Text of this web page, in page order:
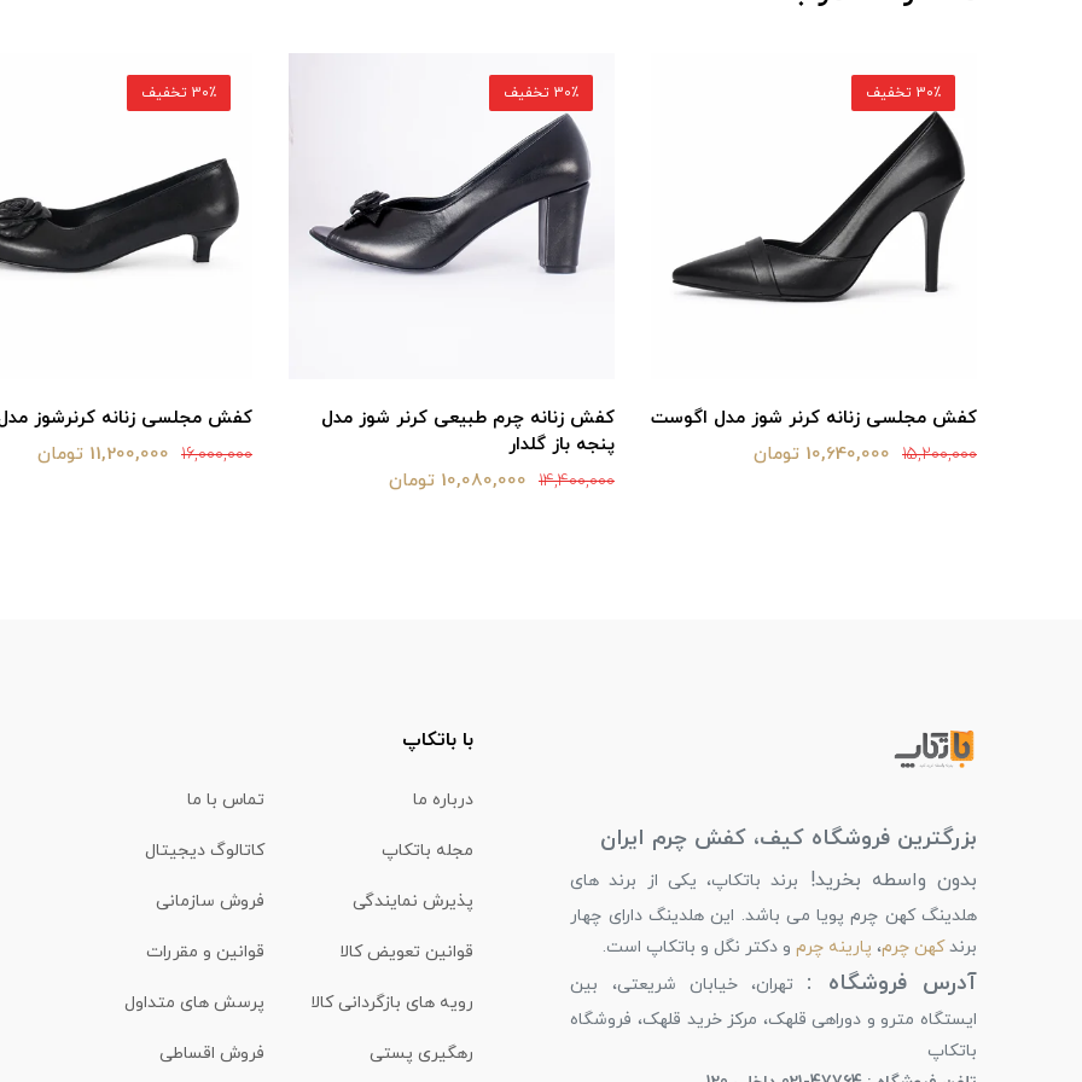
کفش مجلسی زنانه کرنر شوز مدل اگوست
15,200,000 10,640,000 تومان
30٪ تخفیف
کفش زنانه چرم طبیعی کرنر شوز مدل
پنجه باز گلدار
14,400,000 10,080,000 تومان
30٪ تخفیف
کفش مجلسی زنانه کرنرشوز مدل
16,000,000 11,200,000 تومان
30٪ تخفیف
بزرگترین فروشگاه کیف، کفش چرم ایران
بدون واسطه بخرید!
برند باتکاپ، یکی از برند های
هلدینگ کهن چرم پویا می باشد. این هلدینگ دارای چهار
برندکهن چرم، پارینه چرم و دکتر نگل و باتکاپ است.
آدرس فروشگاه : تهران، خیابان شریعتی، بین
ایستگاه مترو و دوراهی قلهک، مرکز خرید قلهک، فروشگاه
باتکاپ
با باتکاپ
درباره ما تماس با ما
مجله باتکاپ کاتالوگ دیجیتال
پذیرش نمایندگی فروش سازمانی
قوانین تعویض کالا قوانین و مقررات
رویه های بازگردانی کالا پرسش های متداول
رهگیری پستی فروش اقساطی